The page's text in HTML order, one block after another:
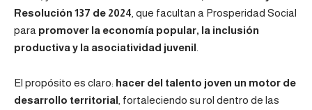
Resolución 137 de 2024 , que facultan a Prosperidad Social
para promover la economía popular, la inclusión
productiva y la asociatividad juvenil
El propósito es claro: hacer del talento joven un motor de
desarrollo territorial , fortaleciendo su rol dentro de las